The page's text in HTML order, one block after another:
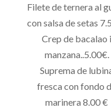
Filete de ternera al
con salsa de setas
Crep de bacalao i
manzana..5.00€.
Suprema de
fresca con fondo
marinera 8.00 €